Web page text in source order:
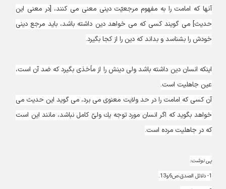
آنها كه امامت را به مفهوم مرجعيّت دينى معنى مى‏ كنند، [در معنى اين
حديث‏] مى‏ گويند كسى كه مى ‏خواهد دين داشته باشد، بايد مرجع دينى
خودش را بشناسد و بداند كه دين را از كجا بگيرد.
اينكه انسان دين داشته باشد ولى دينش را از مأخذى بگيرد كه ضد آن است،
عين جاهليت است.
آن كسى كه امامت را در حد ولايت معنوى مى‏ برد، مى ‏گويد اين حديث مى
‏خواهد بگويد كه اگر انسان مورد توجه يك ولىّ كامل نباشد، مانند اين است
كه در جاهليت مرده است.
پی نوشت: